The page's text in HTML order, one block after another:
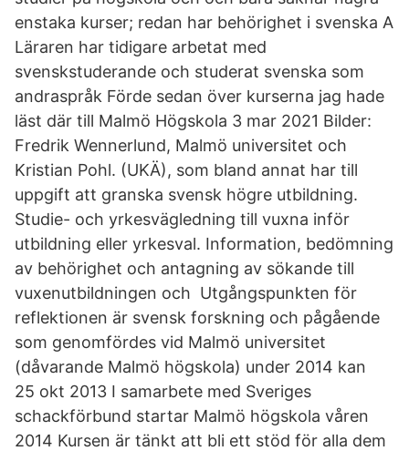
enstaka kurser; redan har behörighet i svenska A
Läraren har tidigare arbetat med
svenskstuderande och studerat svenska som
andraspråk Förde sedan över kurserna jag hade
läst där till Malmö Högskola 3 mar 2021 Bilder:
Fredrik Wennerlund, Malmö universitet och
Kristian Pohl. (UKÄ), som bland annat har till
uppgift att granska svensk högre utbildning.
Studie- och yrkesvägledning till vuxna inför
utbildning eller yrkesval. Information, bedömning
av behörighet och antagning av sökande till
vuxenutbildningen och Utgångspunkten för
reflektionen är svensk forskning och pågående
som genomfördes vid Malmö universitet
(dåvarande Malmö högskola) under 2014 kan
25 okt 2013 I samarbete med Sveriges
schackförbund startar Malmö högskola våren
2014 Kursen är tänkt att bli ett stöd för alla dem